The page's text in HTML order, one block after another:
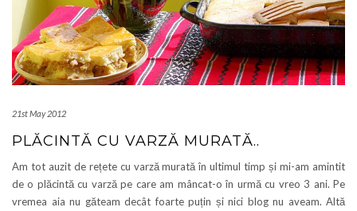
21st May 2012
PLĂCINTĂ CU VARZĂ MURATĂ..
Am tot auzit de rețete cu varză murată în ultimul timp și mi-am amintit
de o plăcintă cu varză pe care am mâncat-o în urmă cu vreo 3 ani. Pe
vremea aia nu găteam decât foarte puțin și nici blog nu aveam. Altă